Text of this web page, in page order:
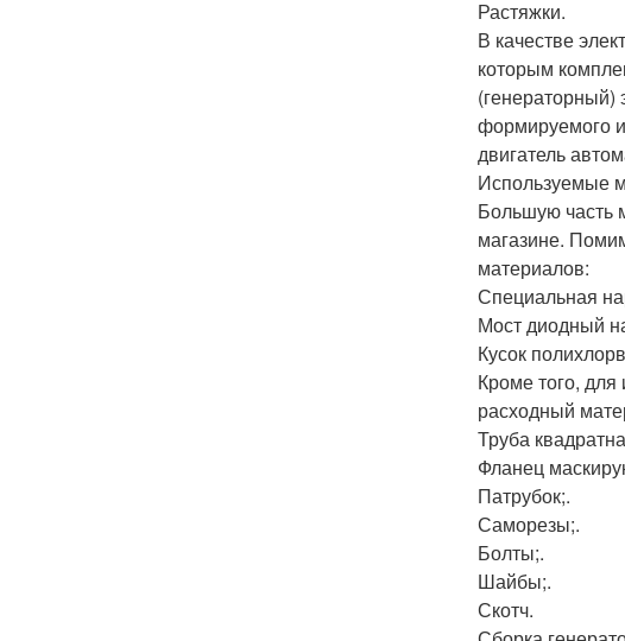
Растяжки.
В качестве
которым
(генераторный)
формируемого
двигатель
Используемые
Большую часть
магазине.
материалов:
Специальная
Мост диодный
Кусок
Кроме того, для
расходный
Труба
Фланец
Патрубок;.
Саморезы;.
Болты;.
Шайбы;.
Скотч.